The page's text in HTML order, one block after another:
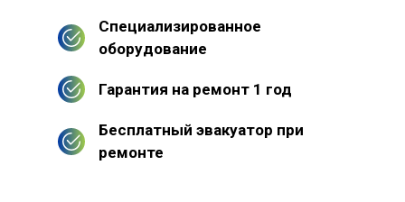
Специализированное
оборудование
Гарантия на ремонт 1 год
Бесплатный эвакуатор при
ремонте